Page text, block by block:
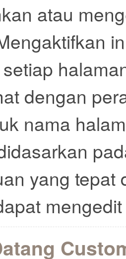
atau
dengan
nama
yang